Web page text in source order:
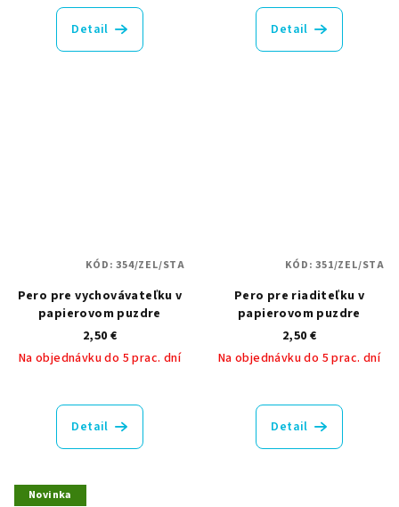
Detail Detail
Pero pre vychovávateľku v
papierovom puzdre
2,50 €
Na objednávku do 5 prac. dní
Detail
KÓD:354/ZEL/STA
Pero pre riaditeľku v
papierovom puzdre
2,50 €
Na objednávku do 5 prac. dní
Detail
KÓD:351/ZEL/STA
Novinka